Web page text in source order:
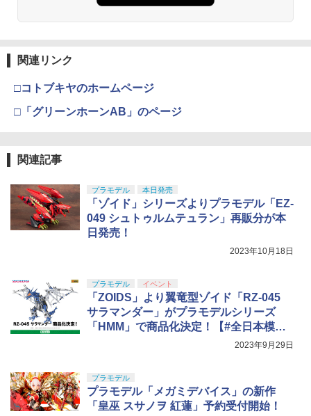
関連リンク
□コトブキヤのホームページ
□「グリーンホーンAB」のページ
関連記事
プラモデル 本日発売
「ゾイド」シリーズよりプラモデル「EZ-
049 シュトゥルムテュラン」再販分が本
日発売！
2023年10月18日
プラモデル イベント
「ZOIDS」より翼竜型ゾイド「RZ-045
サラマンダー」がプラモデルシリーズ
「HMM」で商品化決定！【#全日本模型
2023年9月29日
プラモデル
プラモデル「メガミデバイス」の新作
「皇巫 スサノヲ 紅蓮」予約受付開始！